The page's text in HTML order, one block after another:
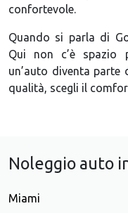
confortevole.
Quando si parla di
Qui non c’è spazio
un’auto diventa parte
qualità, scegli il
Noleggio auto
Miami